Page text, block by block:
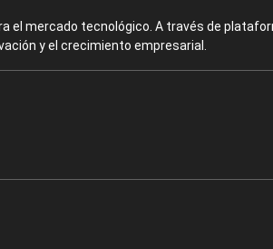
el mercado tecnológico. A través de
y el crecimiento empresarial.